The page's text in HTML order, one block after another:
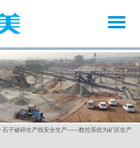
石子破碎生产线安全生产——数控系统为矿区生产